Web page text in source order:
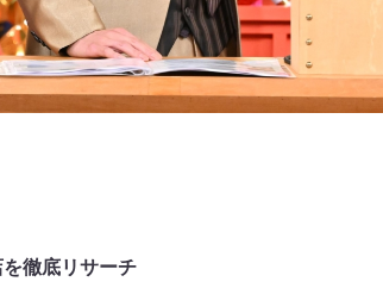
徹底リサーチ